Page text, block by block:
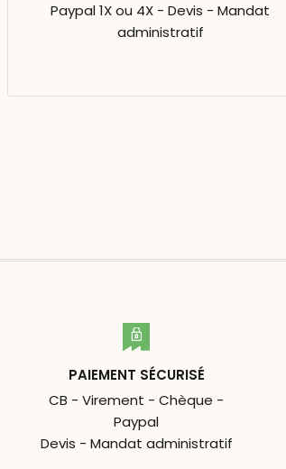
Paypal 1X ou 4X - Devis - Mandat
administratif
PAIEMENT SÉCURISÉ
CB - Virement - Chèque -
Paypal
Devis - Mandat administratif